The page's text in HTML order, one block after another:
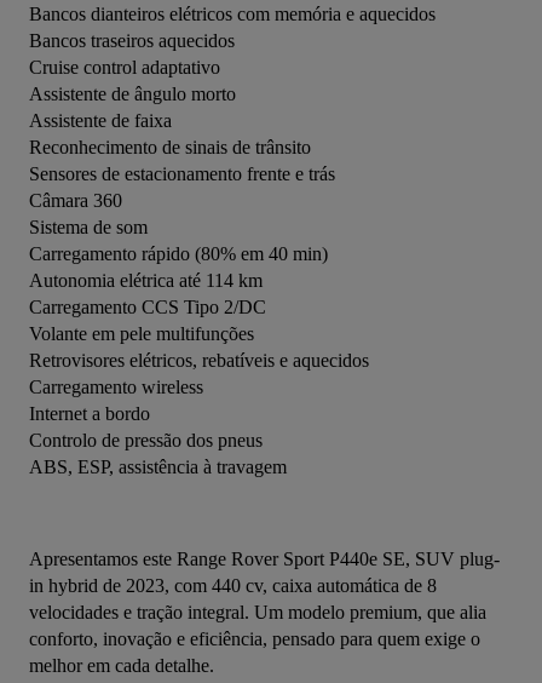
Bancos dianteiros elétricos com memória e aquecidos
Bancos traseiros aquecidos
Cruise control adaptativo
Assistente de ângulo morto
Assistente de faixa
Reconhecimento de sinais de trânsito
Sensores de estacionamento frente e trás
Câmara 360
Sistema de som
Carregamento rápido (80% em 40 min)
Autonomia elétrica até 114 km
Carregamento CCS Tipo 2/DC
Volante em pele multifunções
Retrovisores elétricos, rebatíveis e aquecidos
Carregamento wireless
Internet a bordo
Controlo de pressão dos pneus
ABS, ESP, assistência à travagem
Apresentamos este Range Rover Sport P440e SE, SUV plug-
in hybrid de 2023, com 440 cv, caixa automática de 8
velocidades e tração integral. Um modelo premium, que alia
conforto, inovação e eficiência, pensado para quem exige o
melhor em cada detalhe.